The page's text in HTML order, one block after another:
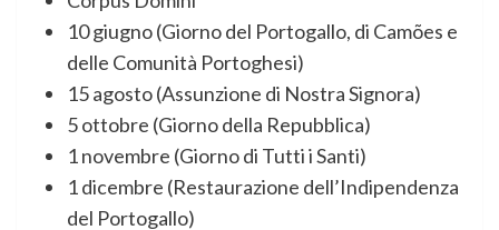
10 giugno (Giorno del Portogallo, di Camões e
delle Comunità Portoghesi)
15 agosto (Assunzione di Nostra Signora)
5 ottobre (Giorno della Repubblica)
1 novembre (Giorno di Tutti i Santi)
1 dicembre (Restaurazione dell’Indipendenza
del Portogallo)